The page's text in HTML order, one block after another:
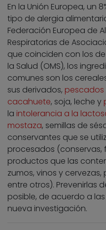
En la Unión Europea, un
tipo de alergia
Federación Europea de
Respiratorias de
que coinciden con los
la Salud (OMS), los
comunes son los
sus derivados, pescados
cacahuete, soja, leche y
la intolerancia a la
mostaza, semillas de
conservantes que se
procesados
productos que las
zumos, vinos y
entre otros). Prevenirlas
posible, de acuerdo a
nueva investigación.